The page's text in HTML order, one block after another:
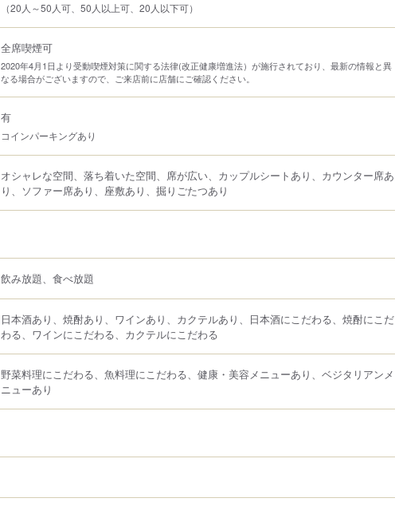
（20人～50人可、50人以上可、20人以下可）
全席喫煙可
2020年4月1日より受動喫煙対策に関する法律(改正健康増進法）が施行されており、最新の情報と異
なる場合がございますので、ご来店前に店舗にご確認ください。
有
コインパーキングあり
オシャレな空間、落ち着いた空間、席が広い、カップルシートあり、カウンター席あ
り、ソファー席あり、座敷あり、掘りごたつあり
飲み放題、食べ放題
日本酒あり、焼酎あり、ワインあり、カクテルあり、日本酒にこだわる、焼酎にこだ
わる、ワインにこだわる、カクテルにこだわる
野菜料理にこだわる、魚料理にこだわる、健康・美容メニューあり、ベジタリアンメ
ニューあり